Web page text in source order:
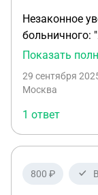
Незаконное
больничного: "Я работал менеджером в
октября я
приказе об
отсутствовал
Показать
29 сентября
Москва
1 ответ
800 ₽